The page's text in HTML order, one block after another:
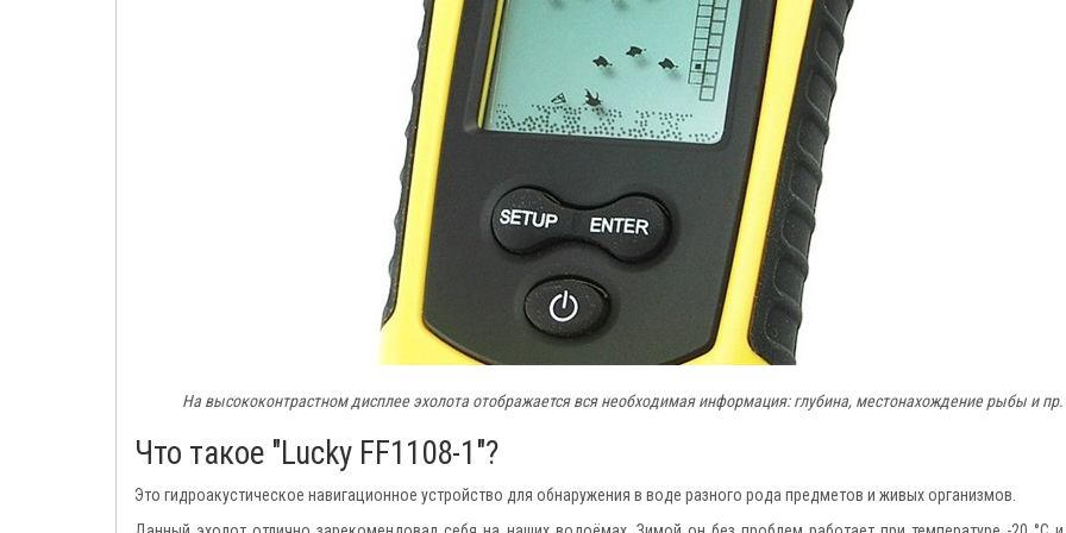
На высококонтрастном дисплее эхолота отображается вся необходимая информация: глубина, местонахождение рыбы и пр.
Что такое "Lucky FF1108-1"?
Это гидроакустическое навигационное устройство для обнаружения в воде разного рода предметов и живых организмов.